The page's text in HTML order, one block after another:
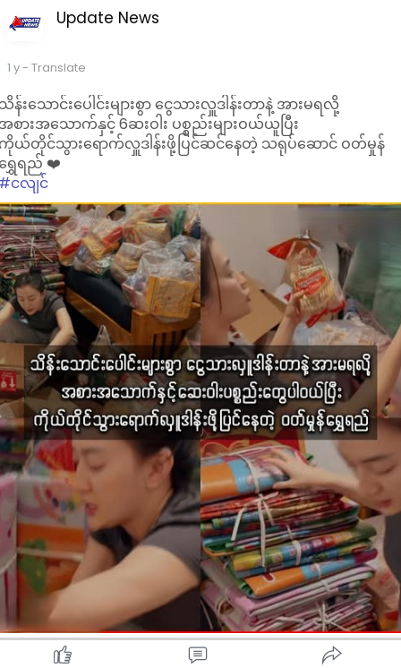
Update News
1 y- Translate
န်းသောင်းပေါင်းများစွာ ငွေသားလှူဒါန်းတာနဲ့ အားမရလို့
စားအသောက်နှင့် 6ဆးဝါး ပစ္စည်းများဝယ်ယူပြီး
ယ်တိုင်သွားရောက်လှူဒါန်းဖို့ပြင်ဆင်နေတဲ့ သရုပ်ဆောင် ဝတ်မှုန်
ေရည် ❤️
ငလျင်